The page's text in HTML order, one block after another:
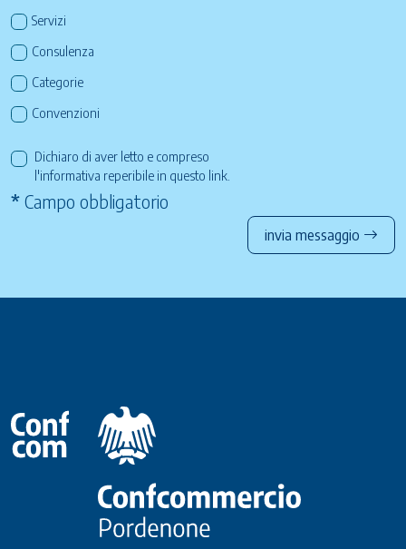
Servizi
Consulenza
Categorie
Convenzioni
Dichiaro di aver letto e compreso
l'informativa reperibile in questo link
* Campo obbligatorio
invia messaggio